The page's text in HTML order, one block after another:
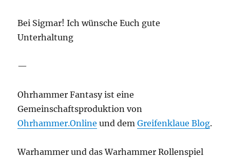
Bei Sigmar! Ich wünsche Euch gute
Unterhaltung
—
Ohrhammer Fantasy ist eine
Gemeinschaftsproduktion von
Ohrhammer.Online und demGreifenklaue Blog.
Warhammer und das Warhammer Rollenspiel